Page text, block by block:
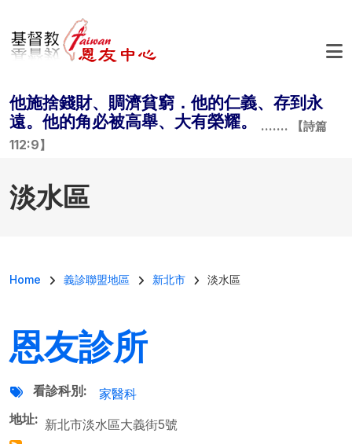
他施捨錢財、賙濟貧窮．他的仁義、存到永
遠。他的角必被高舉、大有榮耀。
....... 【詩篇
112:9】
淡水區
Breadcrumb
Home 義診聯盟地區 新北市 淡水區
恩友診所
看診科別
家醫科
地址
新北市淡水區大義街5號